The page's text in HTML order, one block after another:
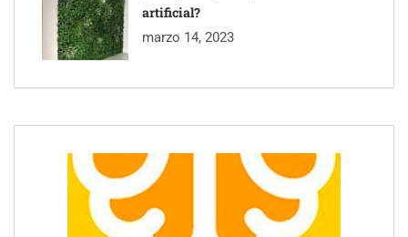
artificial?
marzo 14, 2023